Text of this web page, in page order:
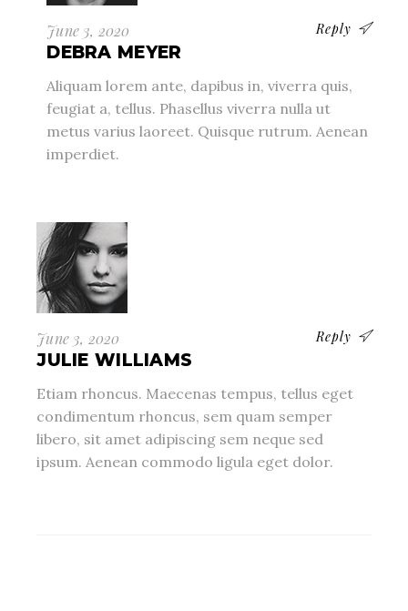
June 3, 2020 Reply
DEBRA MEYER
Aliquam lorem ante, dapibus in, viverra quis,
feugiat a, tellus. Phasellus viverra nulla ut
metus varius laoreet. Quisque rutrum. Aenean
imperdiet.
June 3, 2020 Reply
JULIE WILLIAMS
Etiam rhoncus. Maecenas tempus, tellus eget
condimentum rhoncus, sem quam semper
libero, sit amet adipiscing sem neque sed
ipsum. Aenean commodo ligula eget dolor.